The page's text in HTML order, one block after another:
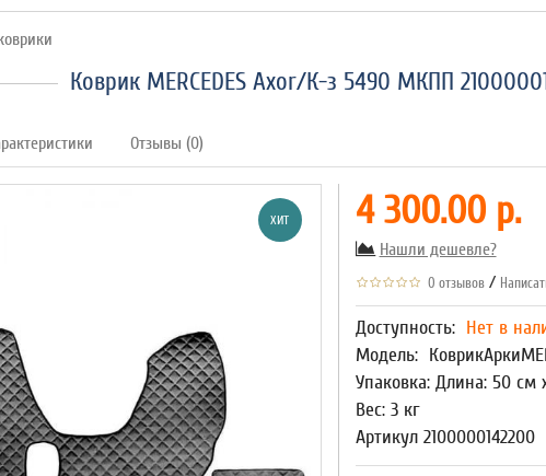
Коврик MERCEDES Axor/К-з 5490 МКПП
Отзывы (0)
ХИТ 4 300.00 р.
Нашли дешевле?
0 отзывов /
Доступность: Нет в
Модель:
Упаковка: Длина: 50
Вес: 3 кг
Артикул 2100000142200